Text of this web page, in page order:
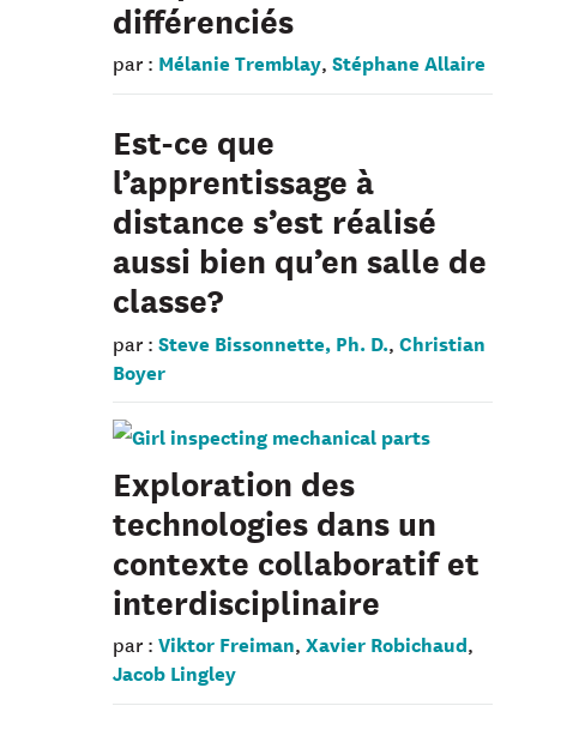
différenciés
par : Mélanie Tremblay, Stéphane Allaire
Est-ce que
l’apprentissage à
distance s’est réalisé
aussi bien qu’en salle de
classe?
par : Steve Bissonnette, Ph. D., Christian
Boyer
Exploration des
technologies dans un
contexte collaboratif et
interdisciplinaire
par : Viktor Freiman, Xavier Robichaud,
Jacob Lingley